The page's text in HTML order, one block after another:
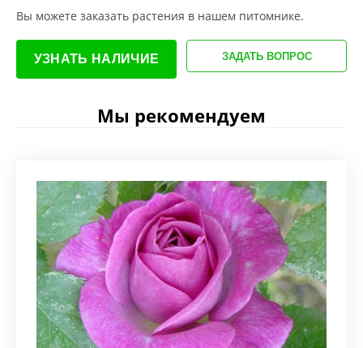
Вы можете заказать растения в нашем питомнике.
УЗНАТЬ НАЛИЧИЕ ЗАДАТЬ ВОПРОС
Мы рекомендуем